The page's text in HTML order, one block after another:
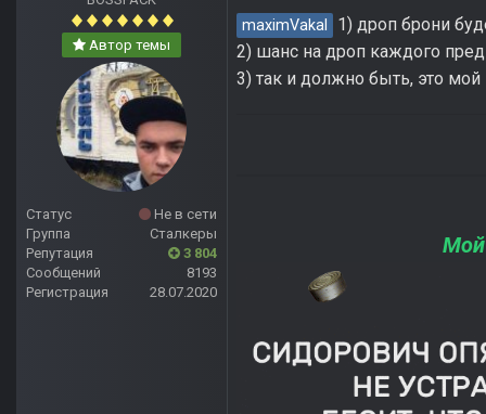
Автор темы
Статус
Не в сети
Группа
Сталкеры
Репутация
3 804
Сообщений
8193
Регистрация
28.07.2020
maximVakal
1) дроп брони
2) шанс на дроп каждого
3) так и должно быть, это